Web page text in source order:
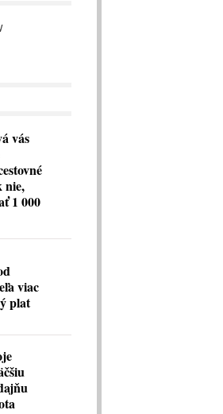
vás
nie,
1 000
viac
plat